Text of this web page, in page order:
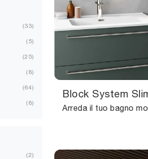
33
5
25
8
64
8
2
Block System